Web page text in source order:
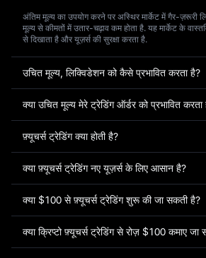
अंतिम मूल्य का उपयोग करने पर अस्थिर मार्केट में गैर-ज़रूरी
मूल्य से कीमतों में उतार-चढ़ाव कम होता है. यह मार्केट के
से दिखाता है और यूज़र्स की सुरक्षा करता है.
उचित मूल्य, लिक्विडेशन को कैसे प्रभावित करता है?
क्या उचित मूल्य मेरे ट्रेडिंग ऑर्डर को प्रभावित करता
फ़्यूचर्स ट्रेडिंग क्या होती है?
क्या फ़्यूचर्स ट्रेडिंग नए यूज़र्स के लिए आसान है?
क्या $100 से फ़्यूचर्स ट्रेडिंग शुरू की जा सकती है?
क्या क्रिप्टो फ़्यूचर्स ट्रेडिंग से रोज़ $100 कमाए